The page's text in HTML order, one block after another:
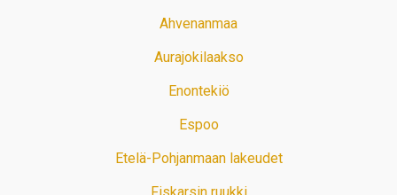
Ahvenanmaa
Aurajokilaakso
Enontekiö
Espoo
Etelä-Pohjanmaan lakeudet